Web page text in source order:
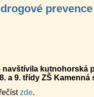
navštívila kutnohorská
a 9. třídy ZŠ
zde.